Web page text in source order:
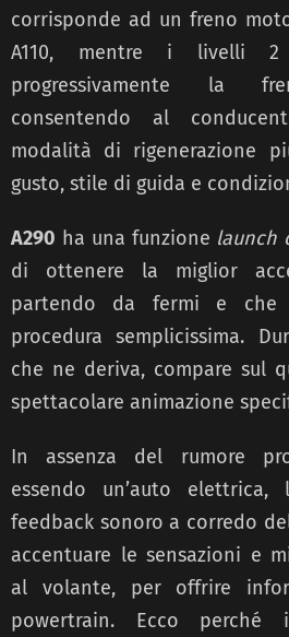
corrisponde ad un freno
A110, mentre i livelli
progressivamente la
consentendo al
modalità di rigenerazione
gusto, stile di guida e
A290 ha una funzione launch
di ottenere la miglior
partendo da fermi e
procedura semplicissima.
che ne deriva, compare sul
spettacolare animazione
In assenza del rumore
essendo un’auto
feedback sonoro a corredo
accentuare le sensazioni e
al volante, per offrire
powertrain. Ecco